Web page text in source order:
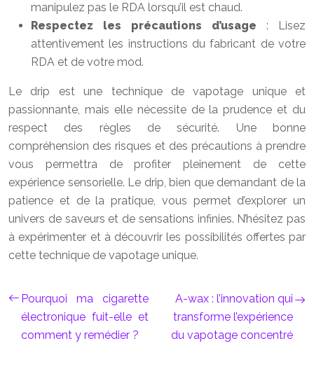
manipulez pas le RDA lorsqu’il est chaud.
Respectez les précautions d’usage : Lisez
attentivement les instructions du fabricant de votre
RDA et de votre mod.
Le drip est une technique de vapotage unique et
passionnante, mais elle nécessite de la prudence et du
respect des règles de sécurité. Une bonne
compréhension des risques et des précautions à prendre
vous permettra de profiter pleinement de cette
expérience sensorielle. Le drip, bien que demandant de la
patience et de la pratique, vous permet d’explorer un
univers de saveurs et de sensations infinies. N’hésitez pas
à expérimenter et à découvrir les possibilités offertes par
cette technique de vapotage unique.
Pourquoi ma cigarette
électronique fuit-elle et
comment y remédier ?
A-wax : l’innovation qui
transforme l’expérience
du vapotage concentré